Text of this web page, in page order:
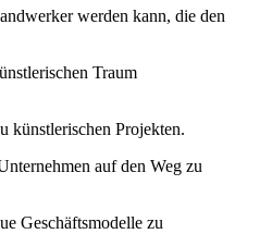
werden kann, die den
Traum
künstlerischen Projekten.
auf den Weg zu
Geschäftsmodelle zu